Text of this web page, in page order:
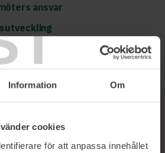
Information Om
cookies
för att anpassa innehållet
ansvar
av våra kunder